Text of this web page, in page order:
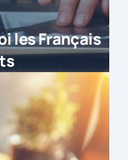
les Français